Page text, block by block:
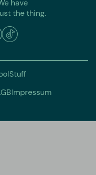
have
the thing.
Impressum